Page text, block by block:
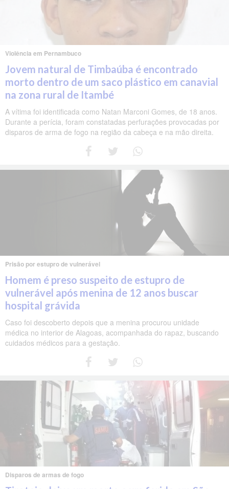
Violência em Pernambuco
Jovem natural de Timbaúba é encontrado
morto dentro de um saco plástico em canavial
na zona rural de Itambé
A vítima foi identificada como Natan Marconi Gomes, de 18 anos.
Durante a perícia, foram constatadas perfurações provocadas por
disparos de arma de fogo na região da cabeça e na mão direita.
Prisão por estupro de vulnerável
Homem é preso suspeito de estupro de
vulnerável após menina de 12 anos buscar
hospital grávida
Caso foi descoberto depois que a menina procurou unidade
médica no interior de Alagoas, acompanhada do rapaz, buscando
cuidados médicos para a gestação.
Disparos de armas de fogo